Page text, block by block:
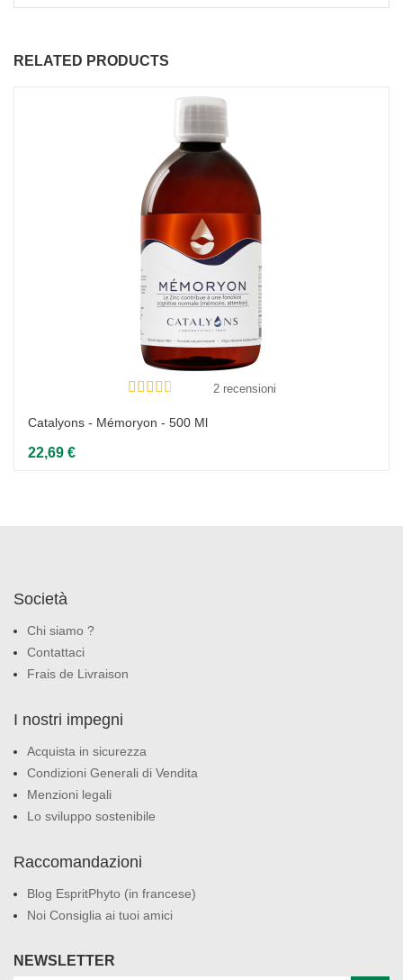
RELATED PRODUCTS
2 recensioni
Catalyons - Mémoryon - 500 Ml
22,69 €
Società
Chi siamo ?
Contattaci
Frais de Livraison
I nostri impegni
Acquista in sicurezza
Condizioni Generali di Vendita
Menzioni legali
Lo sviluppo sostenibile
Raccomandazioni
Blog EspritPhyto (in francese)
Noi Consiglia ai tuoi amici
NEWSLETTER